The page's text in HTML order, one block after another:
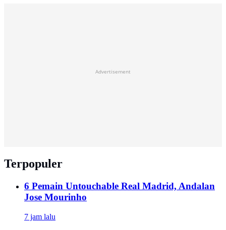
Advertisement
Terpopuler
6 Pemain Untouchable Real Madrid, Andalan
Jose Mourinho
7 jam lalu